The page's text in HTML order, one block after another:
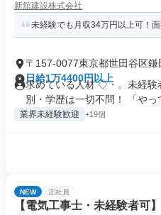
新舘建設株式会社
未経験でも月収34万円以上可！
〒157-0077東京都世田谷区鎌
日給1万4400円以上
求めている人材 ◇・。未経
別・学歴は一切不問！ 「やっ
業界未経験歓迎 +19個
NEW 正社員
【電気工事士・未経験者可